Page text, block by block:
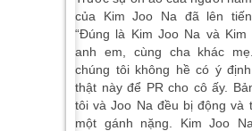
của Kim Joo Na đã lên
“Đúng là Kim Joo Na và Kim
anh em, cùng cha khác
chúng tôi không hề có ý
thật này để PR cho cô ấy.
tôi và Joo Na đều bị động và
một gánh nặng. Kim Joo